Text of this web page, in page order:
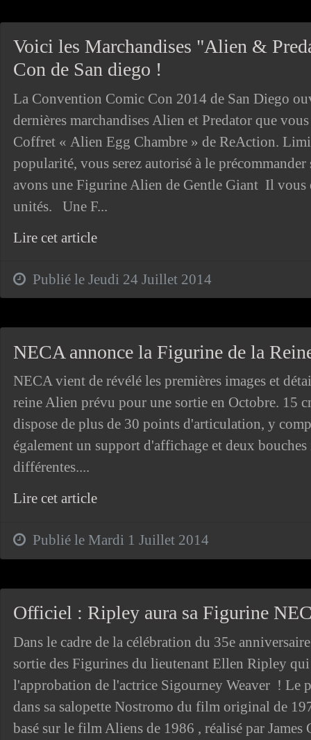
Voici les Marchandises "Alien &
Con de San diego !
La Convention Comic Con 2014 de San Diego
dernières marchandises Alien et Predator que
Coffret « Alien Egg Chambre » de ReAction.
popularité, vous serez autorisé à le
avons une Figurine Alien de Gentle Giant Il vous
unités. Une F...
Lire cet article
Publié le Jeudi 24 Juillet 2014
NECA annonce la Figurine de la
NECA vient de révélé les premières images et
reine Alien prévu pour une sortie en Octobre. 15
dispose de plus de 30 points d'articulation, y
également un support d'affichage et deux
différentes....
Lire cet article
Publié le Mardi 1 Juillet 2014
Officiel : Ripley aura sa Figurine
Dans le cadre de la célébration du 35e
sortie des Figurines du lieutenant Ellen Ripley qui
l'approbation de l'actrice Sigourney Weaver ! Le
dans sa salopette Nostromo du film original de
basé sur le film Aliens de 1986 , réalisé par James